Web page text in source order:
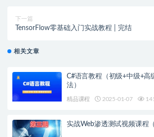
下一篇
TensorFlow零基础入门实战教程 | 完结
相关文章
C#语言教程（初级+中级+高
法）
精品课程 2025-01-07
实战Web渗透测试视频课程